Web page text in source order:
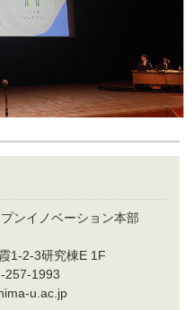
ンイノベーション本部
1-2-3研究棟E 1F
257-1993
u.ac.jp